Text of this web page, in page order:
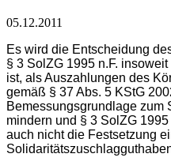
05.12.2011
Es wird die Entscheidung
§ 3 SolZG 1995 n.F.
ist, als Auszahlungen des
gemäß § 37 Abs. 5 KStG
Bemessungsgrundlage zum
mindern und § 3 SolZG
auch nicht die Festsetzung